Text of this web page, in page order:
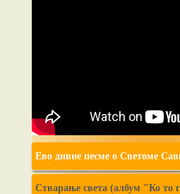
Ево дивне песме о Светоме
Стварање света (албум "Ко то